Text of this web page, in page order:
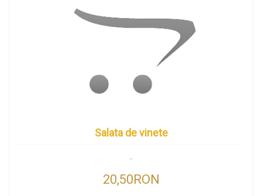
Salata de vinete
20,50RON